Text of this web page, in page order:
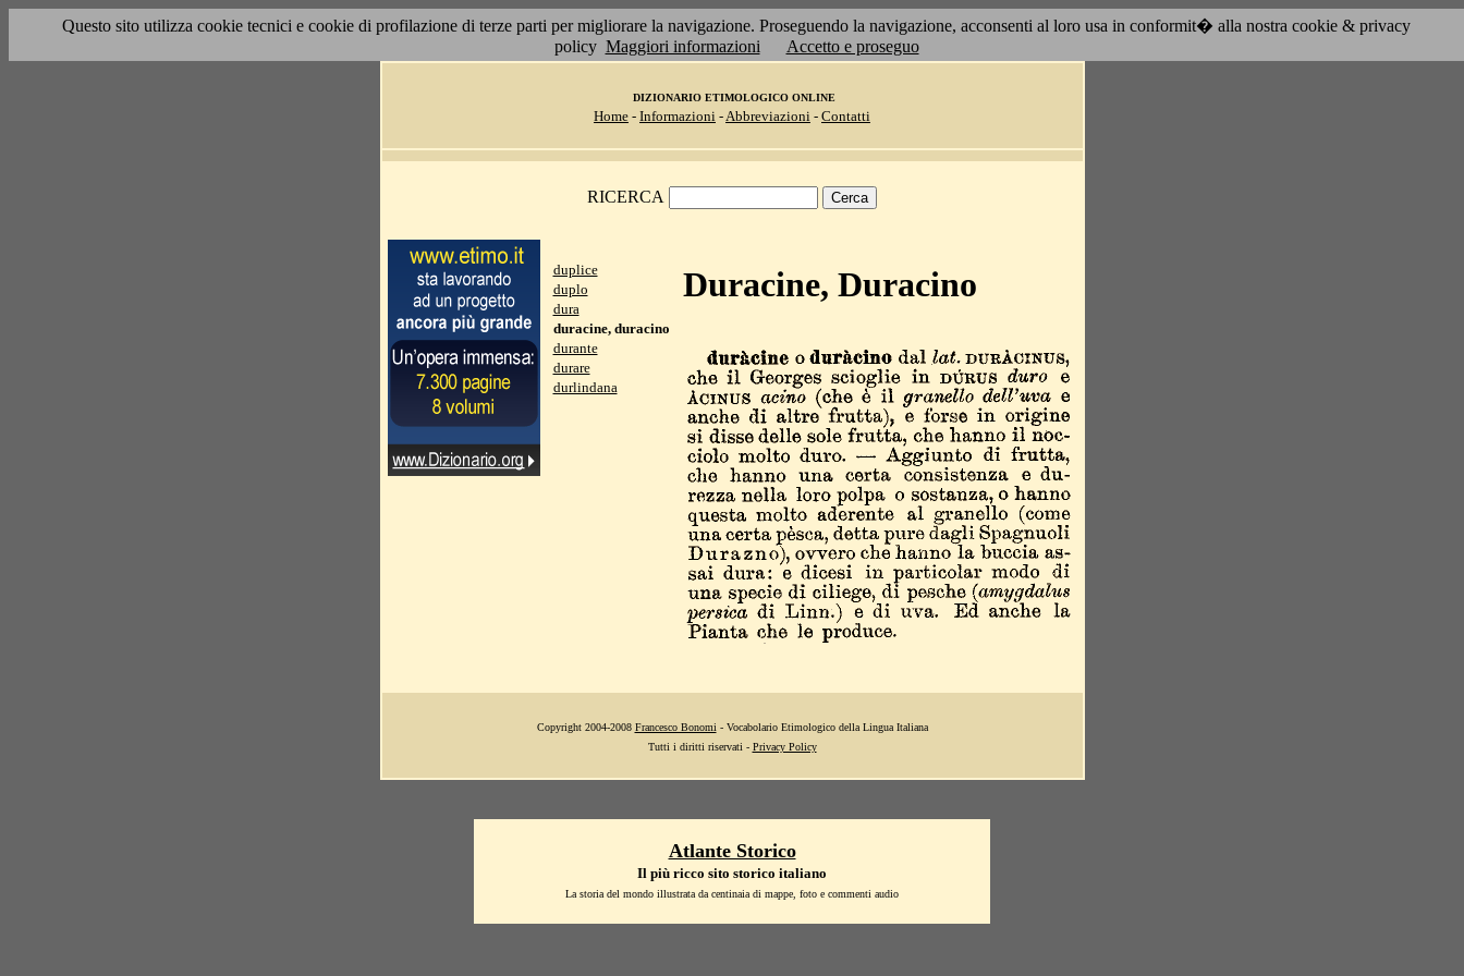
Questo sito utilizza cookie tecnici e cookie di profilazione di terze parti per migliorare la navigazione. Proseguendo la navigazione, acconsenti al loro usa in conformit� alla nostra cookie & privacy
policy Maggiori informazioni Accetto e proseguo
DIZIONARIO ETIMOLOGICO ONLINE
Home - Informazioni -Abbreviazioni - Contatti
RICERCA
duplice
duplo
dura
duracine, duracino
durante
durare
durlindana
Duracine, Duracino
Copyright 2004-2008 Francesco Bonomi - Vocabolario Etimologico della Lingua Italiana
Tutti i diritti riservati - Privacy Policy
Atlante Storico
Il più ricco sito storico italiano
La storia del mondo illustrata da centinaia di mappe, foto e commenti audio